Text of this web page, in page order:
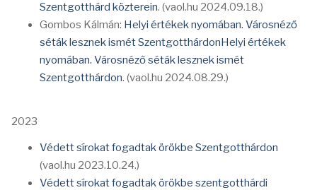
Szentgotthárd közterein. (vaol.hu 2024.09.18.)
Gombos Kálmán: Helyi értékek nyomában. Városnéző
séták lesznek ismét SzentgotthárdonHelyi értékek
nyomában. Városnéző séták lesznek ismét
Szentgotthárdon. (vaol.hu 2024.08.29.)
2023
Védett sírokat fogadtak örökbe Szentgotthárdon
(vaol.hu 2023.10.24.)
Védett sírokat fogadtak örökbe szentgotthárdi